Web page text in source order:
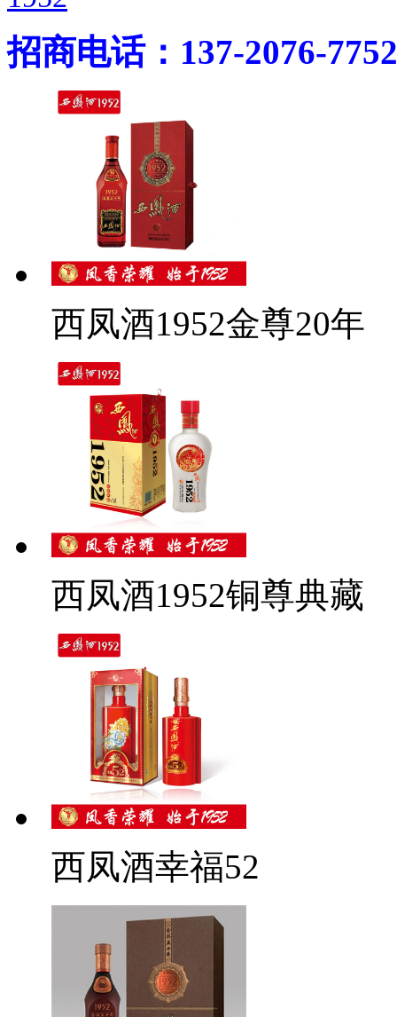
招商电话：137-2076-7752
西凤酒1952金尊20年
西凤酒1952铜尊典藏
西凤酒幸福52